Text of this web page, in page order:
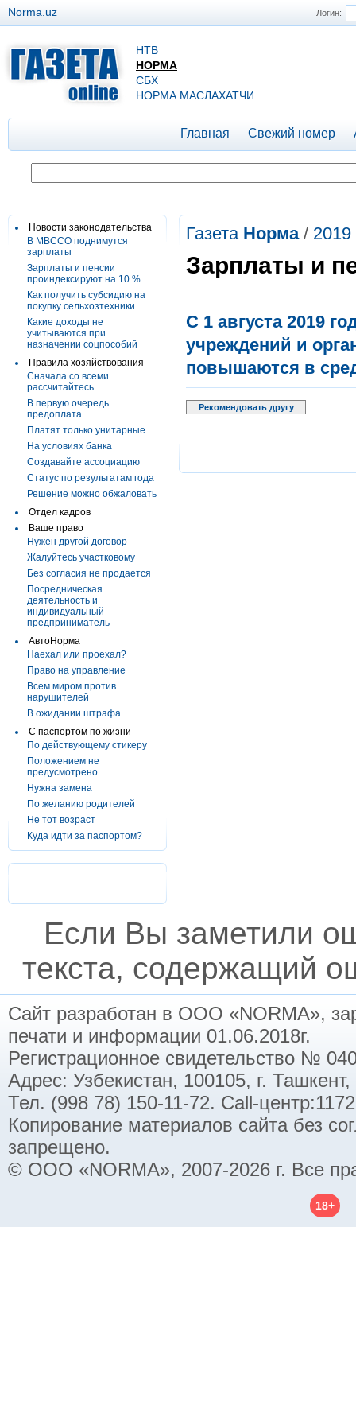
Логин:
Norma.uz
НТВ
НОРМА
СБХ
НОРМА МАСЛАХАТЧИ
Главная Свежий номер
Новости законодательства
В МВССО поднимутся
зарплаты
Зарплаты и пенсии
проиндексируют на 10 %
Как получить субсидию на
покупку сельхозтехники
Какие доходы не
учитываются при
назначении соцпособий
Правила хозяйствования
Сначала со всеми
рассчитайтесь
В первую очередь
предоплата
Платят только унитарные
На условиях банка
Создавайте ассоциацию
Статус по результатам года
Решение можно обжаловать
Отдел кадров
Ваше право
Нужен другой договор
Жалуйтесь участковому
Без согласия не продается
Посредническая
деятельность и
индивидуальный
предприниматель
АвтоНорма
Наехал или проехал?
Право на управление
Всем миром против
нарушителей
В ожидании штрафа
С паспортом по жизни
По действующему стикеру
Положением не
предусмотрено
Нужна замена
По желанию родителей
Не тот возраст
Куда идти за паспортом?
Газета Норма/ 2019
Зарплаты и
С 1 августа 2019
учреждений и
повышаются в
Рекомендовать другу
Если Вы заметили
текста, содержащий
Сайт разработан в ООО «NORMA»,
печати и информации 01.06.2018г.
Регистрационное свидетельство №
Адрес: Узбекистан, 100105, г.
Тел. (998 78) 150-11-72. Call-
Копирование материалов сайта без
запрещено.
© ООО «NORMA», 2007-2026 г. Все
18+